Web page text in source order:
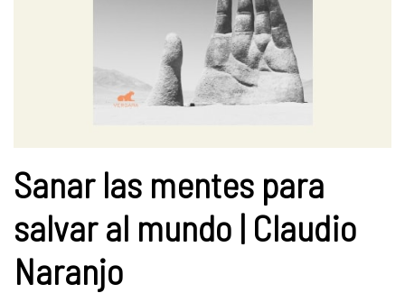
Sanar las mentes para
salvar al mundo | Claudio
Naranjo